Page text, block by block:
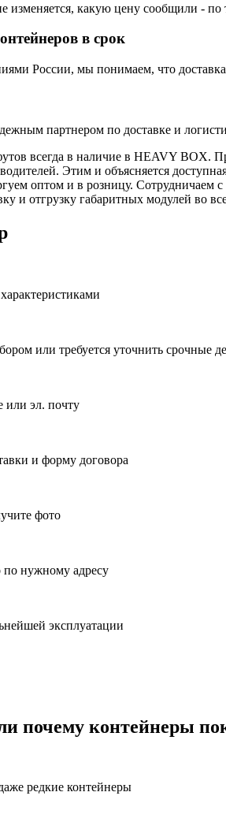
изменяется, какую цену сообщили - по
в срок
России, мы понимаем, что
партнером по доставке и
всегда в наличие в HEAVY BOX.
Этим и объясняется
оптом и в розницу.
и отгрузку габаритных модулей во
или требуется уточнить срочные
или эл. почту
и форму договора
фото
по нужному адресу
эксплуатации
почему контейнеры
редкие контейнеры